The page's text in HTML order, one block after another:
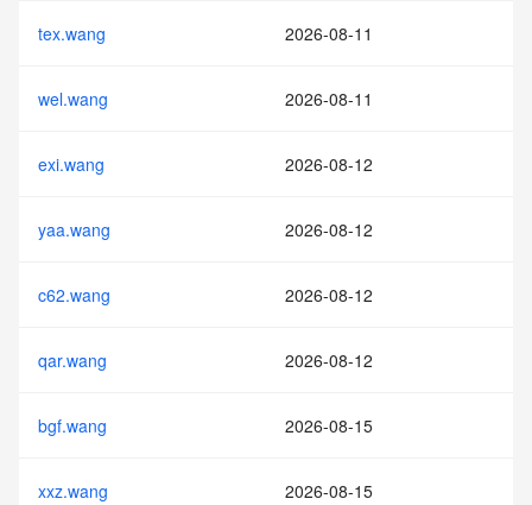
tex.wang 2026-08-11
wel.wang 2026-08-11
exi.wang 2026-08-12
yaa.wang 2026-08-12
c62.wang 2026-08-12
qar.wang 2026-08-12
bgf.wang 2026-08-15
xxz.wang 2026-08-15